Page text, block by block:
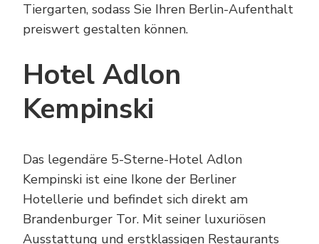
Tiergarten, sodass Sie Ihren Berlin-Aufenthalt
preiswert gestalten können.
Hotel Adlon
Kempinski
Das legendäre 5-Sterne-Hotel Adlon
Kempinski ist eine Ikone der Berliner
Hotellerie und befindet sich direkt am
Brandenburger Tor. Mit seiner luxuriösen
Ausstattung und erstklassigen Restaurants